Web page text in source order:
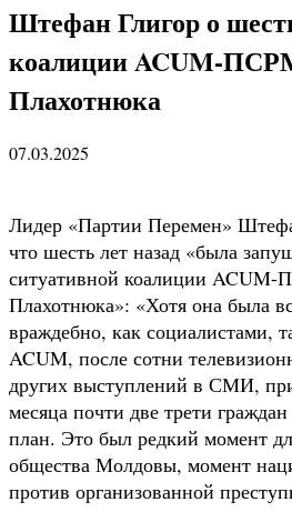
Штефан Глигор о
коалиции ACUM-
Плахотнюка
07.03.2025
Лидер «Партии Перемен»
что шесть лет назад «была
ситуативной коалиции
Плахотнюка»: «Хотя она была
враждебно, как социалистами,
ACUM, после сотни
других выступлений в СМИ,
месяца почти две трети
план. Это был редкий момент
общества Молдовы, момент
против организованной